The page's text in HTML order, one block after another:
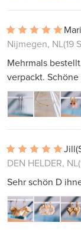
Nijmegen, NL(19
Mehrmals
verpackt.
Jill
DEN HELDER, NL
Sehr schön D